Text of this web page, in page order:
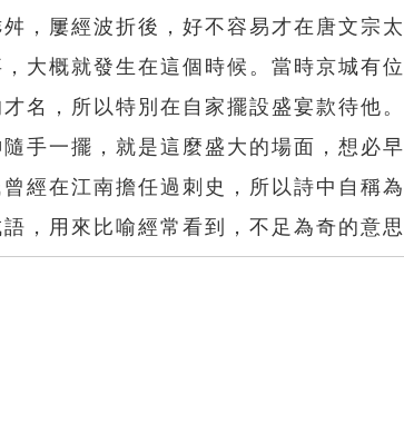
，屢經波折後，好不容易才在唐文宗
大概就發生在這個時候。當時京城有
名，所以特別在自家擺設盛宴款待他
手一擺，就是這麼盛大的場面，想必
經在江南擔任過刺史，所以詩中自稱
，用來比喻經常看到，不足為奇的意